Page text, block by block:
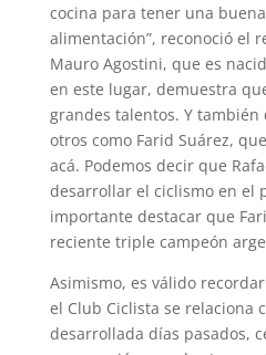
cocina para tener una
alimentación”, reconoció el
Mauro Agostini, que es
en este lugar, demuestra
grandes talentos. Y
otros como Farid Suárez,
acá. Podemos decir que
desarrollar el ciclismo en el
importante destacar que
reciente triple campeón
Asimismo, es válido
el Club Ciclista se relaciona
desarrollada días pasados,